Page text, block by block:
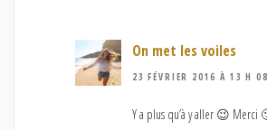
On met les voiles
23 FÉVRIER 2016 À 13 H
Y a plus qu’à y aller 😉 Merci